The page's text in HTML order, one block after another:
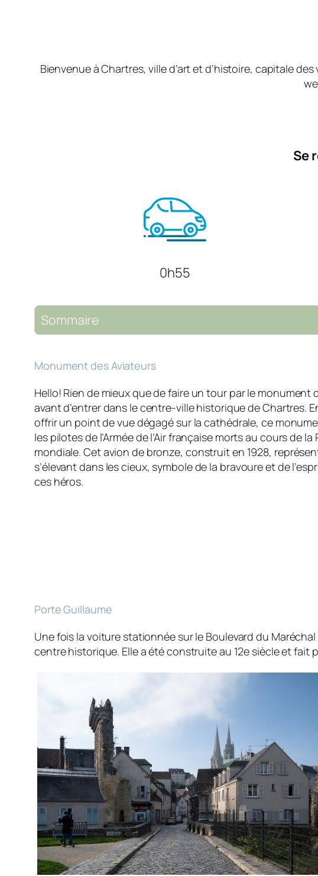
Bienvenue à Chartres, ville d’art et d’histoire, capitale
Se
0h55
Sommaire
Monument des Aviateurs
Hello! Rien de mieux que de faire un tour par le monument
avant d’entrer dans le centre-ville historique de Chartres.
offrir un point de vue dégagé sur la cathédrale, ce
les pilotes de l’Armée de l’Air française morts au cours de la
mondiale. Cet avion de bronze, construit en 1928,
s’élevant dans les cieux, symbole de la bravoure et de
ces héros.
Porte Guillaume
Une fois la voiture stationnée sur le Boulevard du
centre historique. Elle a été construite au 12e siècle et fait